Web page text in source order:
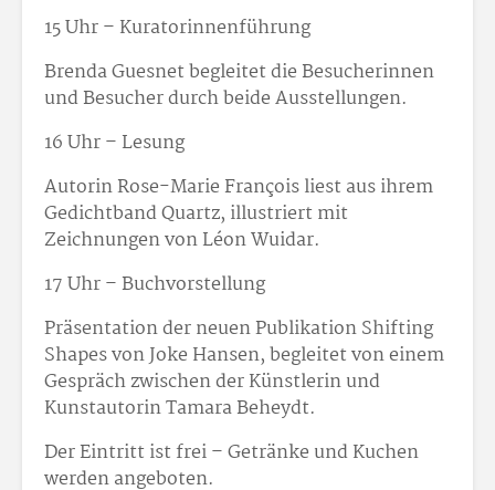
15 Uhr – Kuratorinnenführung
Brenda Guesnet begleitet die Besucherinnen
und Besucher durch beide Ausstellungen.
16 Uhr – Lesung
Autorin Rose-Marie François liest aus ihrem
Gedichtband Quartz, illustriert mit
Zeichnungen von Léon Wuidar.
17 Uhr – Buchvorstellung
Präsentation der neuen Publikation Shifting
Shapes von Joke Hansen, begleitet von einem
Gespräch zwischen der Künstlerin und
Kunstautorin Tamara Beheydt.
Der Eintritt ist frei – Getränke und Kuchen
werden angeboten.